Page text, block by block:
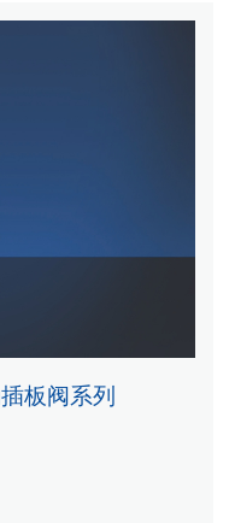
板阀系列